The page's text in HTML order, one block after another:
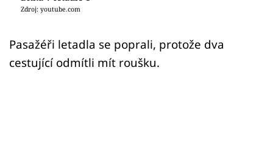
Zdroj: youtube.com
Pasažéři letadla se poprali, protože dva
cestující odmítli mít roušku.